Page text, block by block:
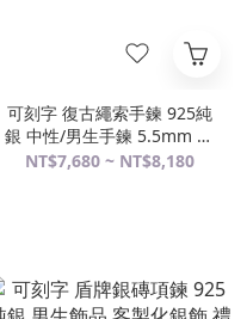
可刻字 復古繩索手鍊 925純
銀 中性/男生手鍊 5.5mm 染
黑設計
NT$7,680 ~ NT$8,180